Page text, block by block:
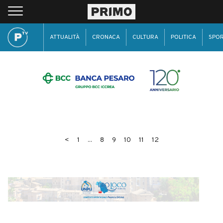
ATTUALITÀ CRONACA CULTURA POLITICA
< 1 ... 8 9 10 11 12